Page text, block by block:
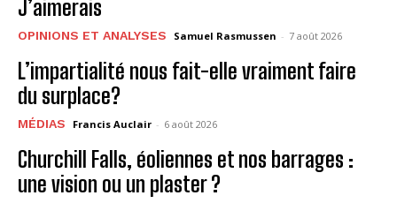
J’aimerais
OPINIONS ET ANALYSES Samuel Rasmussen - 7 août 2026
L’impartialité nous fait-elle vraiment faire
du surplace?
MÉDIAS Francis Auclair - 6 août 2026
Churchill Falls, éoliennes et nos barrages :
une vision ou un plaster ?